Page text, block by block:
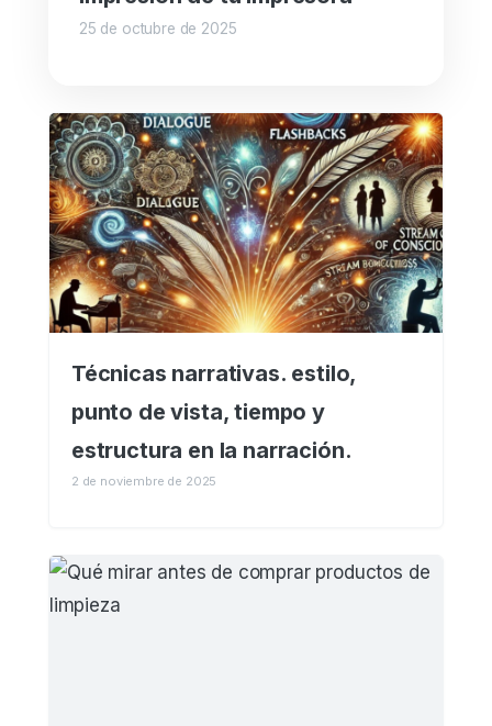
25 de octubre de 2025
Técnicas narrativas. estilo,
punto de vista, tiempo y
estructura en la narración.
2 de noviembre de 2025